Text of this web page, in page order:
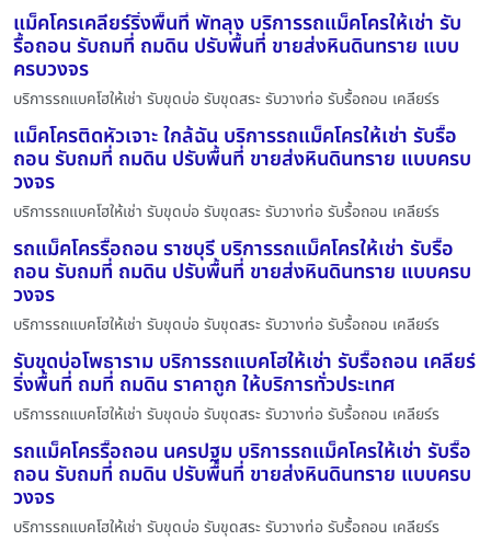
แม็คโครเคลียร์ริ่งพื้นที่ พัทลุง บริการรถแม็คโครให้เช่า รับ
รื้อถอน รับถมที่ ถมดิน ปรับพื้นที่ ขายส่งหินดินทราย แบบ
ครบวงจร
บริการรถแบคโฮให้เช่า รับขุดบ่อ รับขุดสระ รับวางท่อ รับรื้อถอน เคลียร์ร
แม็คโครติดหัวเจาะ ใกล้ฉัน บริการรถแม็คโครให้เช่า รับรื้อ
ถอน รับถมที่ ถมดิน ปรับพื้นที่ ขายส่งหินดินทราย แบบครบ
วงจร
บริการรถแบคโฮให้เช่า รับขุดบ่อ รับขุดสระ รับวางท่อ รับรื้อถอน เคลียร์ร
รถแม็คโครรื้อถอน ราชบุรี บริการรถแม็คโครให้เช่า รับรื้อ
ถอน รับถมที่ ถมดิน ปรับพื้นที่ ขายส่งหินดินทราย แบบครบ
วงจร
บริการรถแบคโฮให้เช่า รับขุดบ่อ รับขุดสระ รับวางท่อ รับรื้อถอน เคลียร์ร
รับขุดบ่อโพธาราม บริการรถแบคโฮให้เช่า รับรื้อถอน เคลียร์
ริ่งพื้นที่ ถมที่ ถมดิน ราคาถูก ให้บริการทั่วประเทศ
บริการรถแบคโฮให้เช่า รับขุดบ่อ รับขุดสระ รับวางท่อ รับรื้อถอน เคลียร์ร
รถแม็คโครรื้อถอน นครปฐม บริการรถแม็คโครให้เช่า รับรื้อ
ถอน รับถมที่ ถมดิน ปรับพื้นที่ ขายส่งหินดินทราย แบบครบ
วงจร
บริการรถแบคโฮให้เช่า รับขุดบ่อ รับขุดสระ รับวางท่อ รับรื้อถอน เคลียร์ร